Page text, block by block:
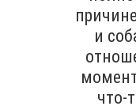
и
что-